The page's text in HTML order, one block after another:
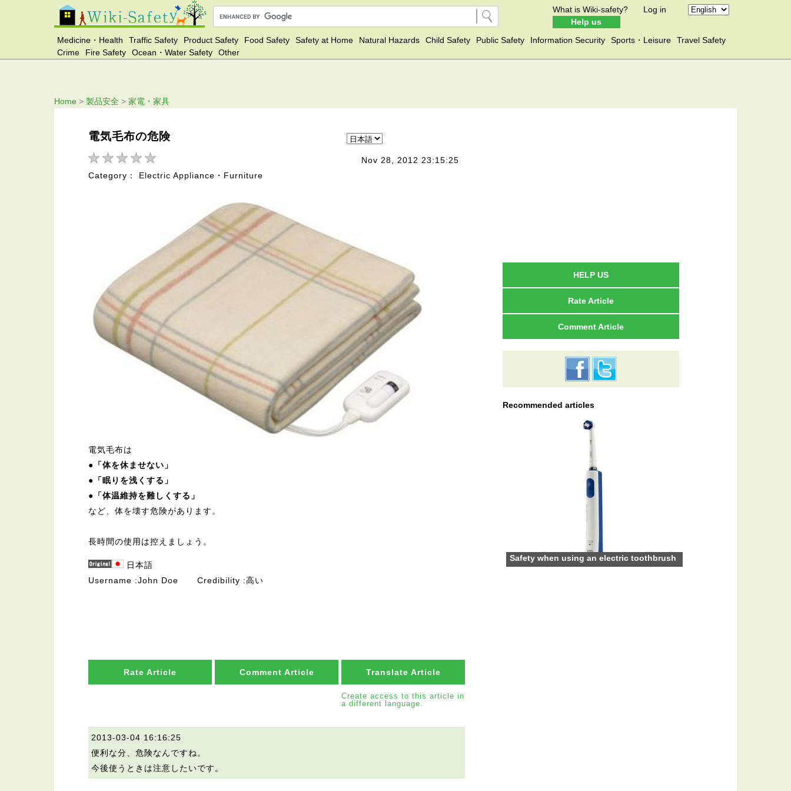
What is Wiki-safety?
Help us
Log in
Medicine・Health Traffic Safety Product Safety Food Safety Safety at Home Natural Hazards Child Safety Public Safety Information Security Sports・Leisure
Travel Safety
Crime
Fire Safety Ocean・Water Safety Other
Home > 製品安全 > 家電・家具
電気毛布の危険
Nov 28, 2012 23:15:25
Category： Electric Appliance・Furniture
電気毛布は
●「体を休ませない」
●「眠りを浅くする」
●「体温維持を難しくする」
など、体を壊す危険があります。
長時間の使用は控えましょう。
日本語
Username
John Doe Credibility 高い
Rate Article Comment Article Translate Article
Create access to this article in
a different language.
2013-03-04 16:16:25
便利な分、危険なんですね。
今後使うときは注意したいです。
HELP US
Rate Article
Comment Article
Recommended articles
Safety when using an electric toothbrush